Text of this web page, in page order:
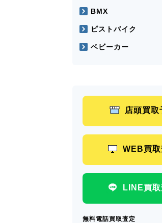
BMX
ピストバイク
ベビーカー
店頭買取
WEB買取
LINE買取
無料電話買取査定